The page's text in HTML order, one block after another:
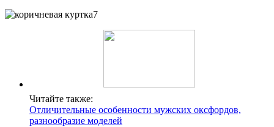
Читайте также:
Отличительные особенности мужских оксфордов,
разнообразие моделей